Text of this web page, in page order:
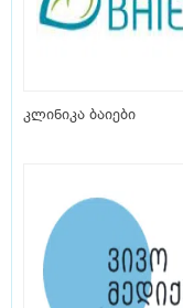
კლინიკა ბაიები